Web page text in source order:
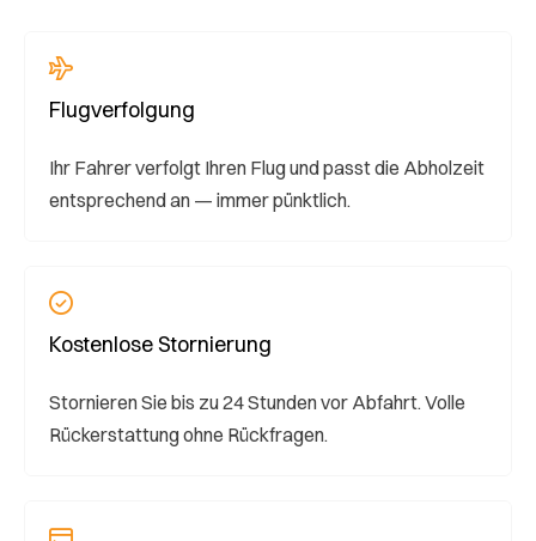
Flugverfolgung
Ihr Fahrer verfolgt Ihren Flug und passt die Abholzeit
entsprechend an — immer pünktlich.
Kostenlose Stornierung
Stornieren Sie bis zu 24 Stunden vor Abfahrt. Volle
Rückerstattung ohne Rückfragen.